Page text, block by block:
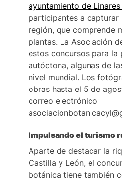
ayuntamiento de
participantes a capturar
región, que comprende
plantas. La Asociación
estos concursos para la
autóctona, algunas de
nivel mundial. Los
obras hasta el 5 de
correo electrónico
Impulsando el turismo
Aparte de destacar la
Castilla y León, el
botánica tiene también